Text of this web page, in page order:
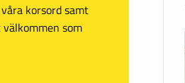
korsord samt
som